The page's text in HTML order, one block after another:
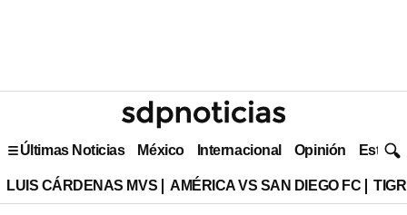
Últimas Noticias México Internacional Opinión Estilo
LUIS CÁRDENAS MVS AMÉRICA VS SAN DIEGO FC